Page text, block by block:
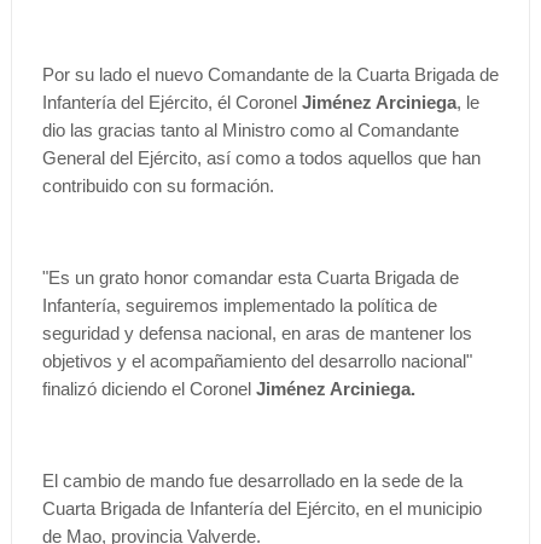
Por su lado el nuevo Comandante de la Cuarta Brigada de
Infantería del Ejército, él Coronel Jiménez Arciniega, le
dio las gracias tanto al Ministro como al Comandante
General del Ejército, así como a todos aquellos que han
contribuido con su formación.
"Es un grato honor comandar esta Cuarta Brigada de
Infantería, seguiremos implementado la política de
seguridad y defensa nacional, en aras de mantener los
objetivos y el acompañamiento del desarrollo nacional"
finalizó diciendo el Coronel Jiménez Arciniega.
El cambio de mando fue desarrollado en la sede de la
Cuarta Brigada de Infantería del Ejército, en el municipio
de Mao, provincia Valverde.